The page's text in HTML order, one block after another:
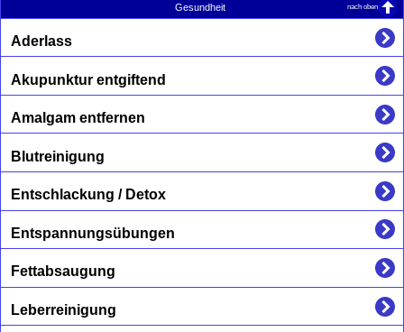
Gesundheit nach oben
Aderlass
Akupunktur entgiftend
Amalgam entfernen
Blutreinigung
Entschlackung / Detox
Entspannungsübungen
Fettabsaugung
Leberreinigung